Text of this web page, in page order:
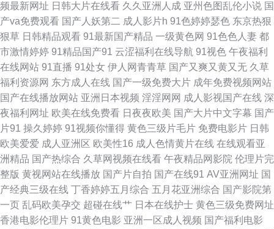
影院 www在线日本 海角av影院 欧美性爱派对网站 午夜操B影院 97亚州色图
狠狠操导航 欧美亚洲日韩激情 亚洲成人无码肏逼 99热精品9 国产区一页精
品区 欧美91 五月天偷拍 Av爱爱69 韩日一级片网络 欧美三级导航 香蕉视频
污版 97超碰婷婷 国产传媒第四页 另类性爱影院 日韩在线色网 91豆花 超碰
人人三级 久草精品伦理 日本久久爱 最新最全AV影院 超碰入口 九九色色电器
日本不卡影院 亚洲天堂色播 av变态另类 国产三级视频 欧美人人操人人插 五
月香蕉91 97不卡视频 黄色成人论坛 日韩两性网 在线直播91 草草亚洲插影
院 九一巨炮 日本热情综合网址 亚洲伊人主页 A片大香蕉 狠狠干成人社区 人
频最新网址 日韩大片在线看 久久亚洲人成 亚州色图乱伦小说 国
产va免费观看 国产人妖第二 成人影片h 91色婷婷瑟色 东京热狠
狠草 日韩精品观看 91最新国产精品 一级黄色网 91色色人妻 都
市激情婷婷 91精品国产91 云涩福利在线导航 91视色 午夜福利
在线网站 91直播 91处女 伊人网青青草 国产又爽又黄又无 久草
福利资源网 东方成人在线 国产一级免费大片 成年免费视频网站
国产在线播放网站 亚洲日本视频 淫淫网网 成人影视国产在线 深
夜福利网址 欧美在线免费看 日夜夜欧美 国产大片中文字幕 国产
片91 操久婷婷 91视频你懂得 黄色三级片毛片 免费电影片 日韩
欧美爱爱 成人亚洲区 欧美性16 成人色情黄片在线 在线观看亚
洲精品 国产热综合 久草网视频在线看 午夜精品网影院 伦理片完
整版 黄视网站在线播放 国产片自拍 国产在线91 AV亚洲网址 国
产经典三级在线 丁香婷婷五月综合 五月花亚洲综合 国产影院第
一页 乱码欧美孕交 超碰在线艹 日本在线护士 黄色三级免费网址
香港电影伦理片 91黄色电影 亚洲一区成人视频 国产福利电影